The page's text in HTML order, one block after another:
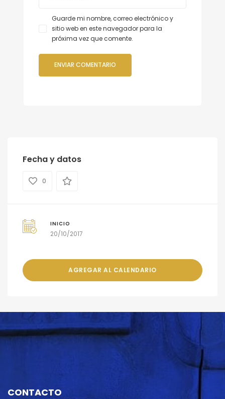
Guarde mi nombre, correo electrónico y
sitio web en este navegador para la
próxima vez que comente.
Fecha y datos
0
INICIO
20/10/2017
AGREGAR AL CALENDARIO
CONTACTO